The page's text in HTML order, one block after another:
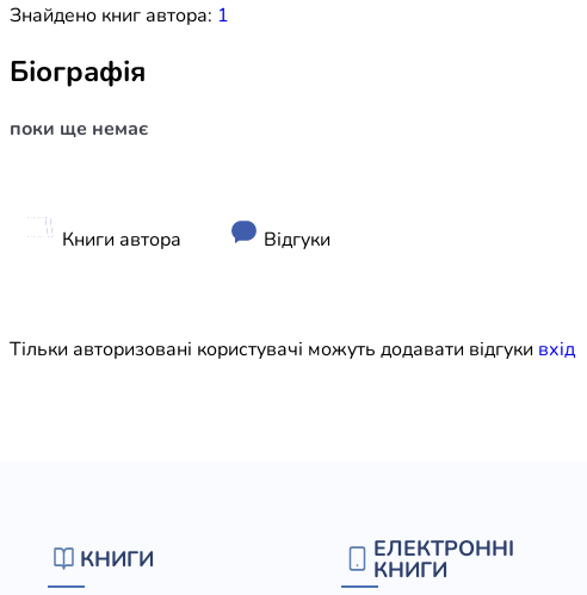
Художня
Знайдено книг автора: 1
Біографія
поки ще немає
Книги автора Відгуки
Тільки авторизовані користувачі можуть додавати відгуки вхiд
КНИГИ ЕЛЕКТРОННІ
КНИГИ